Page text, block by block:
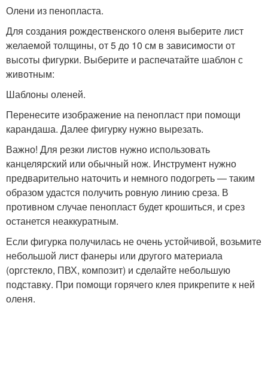
Олени из пенопласта.
Для создания рождественского оленя выберите лист
желаемой толщины, от 5 до 10 см в зависимости от
высоты фигурки. Выберите и распечатайте шаблон с
животным:
Шаблоны оленей.
Перенесите изображение на пенопласт при помощи
карандаша. Далее фигурку нужно вырезать.
Важно! Для резки листов нужно использовать
канцелярский или обычный нож. Инструмент нужно
предварительно наточить и немного подогреть — таким
образом удастся получить ровную линию среза. В
противном случае пенопласт будет крошиться, и срез
останется неаккуратным.
Если фигурка получилась не очень устойчивой, возьмите
небольшой лист фанеры или другого материала
(оргстекло, ПВХ, композит) и сделайте небольшую
подставку. При помощи горячего клея прикрепите к ней
оленя.